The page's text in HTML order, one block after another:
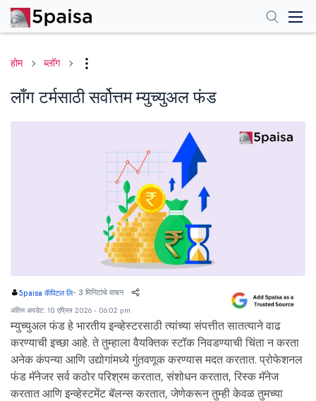
होम ब्लॉग
लाँग टर्मसाठी सर्वोत्तम म्युच्युअल फंड
5paisa कॅपिटल लि- 3 मिनिटांचे वाचन
अंतिम अपडेट: 10 एप्रिल 2026 - 06:02 pm
म्युच्युअल फंड हे भारतीय इन्व्हेस्टरसाठी त्यांच्या संपत्तीत सातत्याने वाढ
करण्याची इच्छा आहे. ते तुम्हाला वैयक्तिक स्टॉक निवडण्याची चिंता न करता
अनेक कंपन्या आणि उद्योगांमध्ये गुंतवणूक करण्यास मदत करतात. प्रोफेशनल
फंड मॅनेजर सर्व कठोर परिश्रम करतात, संशोधन करतात, रिस्क मॅनेज
करतात आणि इन्व्हेस्टमेंट बॅलन्स करतात, जेणेकरून तुम्ही केवळ तुमच्या